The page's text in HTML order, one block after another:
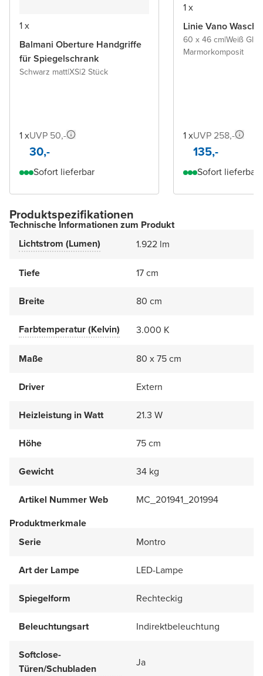
1 x
Balmani Oberture Handgriffe
für Spiegelschrank
Schwarz matt|XS|2 Stück
1 xUVP 50,-
30,-
Sofort lieferbar
1 x
Linie Vano
60 x 46 cm|Weiß
Marmorkomposit
1 xUVP 258,-
135,-
Sofort lieferbar
Produktspezifikationen
Technische Informationen zum Produkt
Lichtstrom (Lumen)
1.922 lm
Tiefe 17 cm
Breite 80 cm
Farbtemperatur (Kelvin) 3.000 K
Maße 80 x 75 cm
Driver Extern
Heizleistung in Watt 21.3 W
Höhe 75 cm
Gewicht 34 kg
Artikel Nummer Web
MC_201941_201994
Produktmerkmale
Serie
Montro
Art der Lampe LED-Lampe
Spiegelform Rechteckig
Beleuchtungsart Indirektbeleuchtung
Softclose-
Türen/Schubladen
Ja